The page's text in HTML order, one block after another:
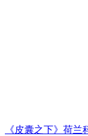
《皮囊之下》荷